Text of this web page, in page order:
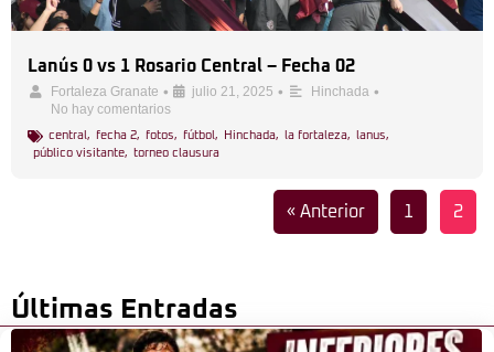
Lanús 0 vs 1 Rosario Central – Fecha 02
Fortaleza Granate • julio 21, 2025 • Hinchada •
No hay comentarios
central , fecha 2, fotos, fútbol , Hinchada, la fortaleza, lanus,
público visitante, torneo clausura
« Anterior 1 2
Últimas Entradas